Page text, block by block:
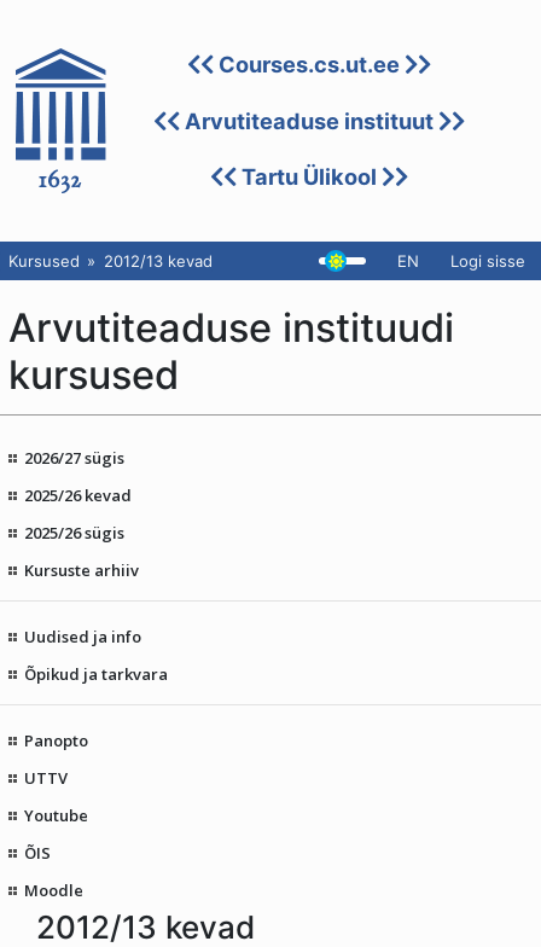
Courses.cs.ut.ee
Arvutiteaduse instituut
Tartu Ülikool
Kursused 2012/13 kevad EN Logi sisse
Arvutiteaduse instituudi
kursused
2026/27 sügis
2025/26 kevad
2025/26 sügis
Kursuste arhiiv
Uudised ja info
Õpikud ja tarkvara
Panopto
UTTV
Youtube
ÕIS
Moodle
2012/13 kevad